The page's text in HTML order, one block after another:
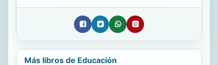
Más libros de Educación